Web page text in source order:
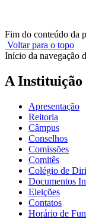
Fim do conteúdo da
Voltar para o topo
Início da navegação
A Instituição
Apresentação
Reitoria
Câmpus
Conselhos
Comissões
Comitês
Colégio de
Documentos
Eleições
Contatos
Horário de